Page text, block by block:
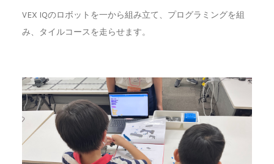
VEX IQのロボットを一から組み立て、プログラミングを組
み、タイルコースを走らせます。